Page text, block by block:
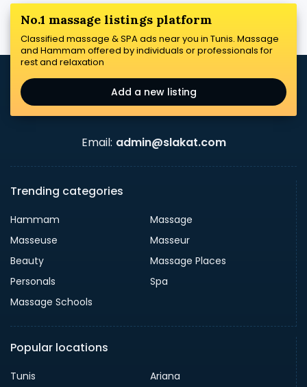
No.1 massage listings platform
Classified massage & SPA ads near you in Tunis. Massage
and Hammam offered by individuals or professionals for
rest and relaxation
Add a new listing
Email: admin@slakat.com
Trending categories
Hammam
Massage
Masseuse
Masseur
Beauty
Massage Places
Personals
Spa
Massage Schools
Popular locations
Tunis
Ariana